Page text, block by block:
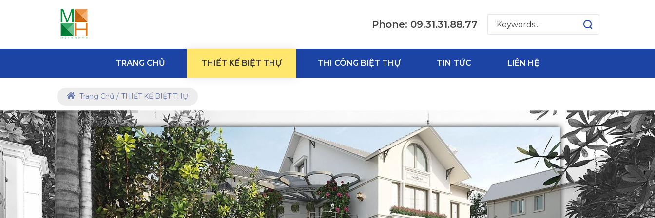
Phone: 09.31.31.88.77
TRANG CHỦ THIẾT KẾ BIỆT THỰ THI CÔNG BIỆT THỰ TIN TỨC LIÊN HỆ
Trang Chủ THIẾT KẾ BIỆT THỰ